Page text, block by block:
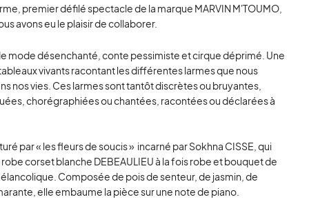
premier défilé spectacle de la marque MARVIN M'TOUMO,
avons eu le plaisir de collaborer.
mode désenchanté, conte pessimiste et cirque déprimé. Une
vivants racontant les différentes larmes que nous
nos vies. Ces larmes sont tantôt discrètes ou bruyantes,
chorégraphiées ou chantées, racontées ou déclarées à
par « les fleurs de soucis » incarné par Sokhna CISSE, qui
corset blanche DEBEAULIEU à la fois robe et bouquet de
Composée de pois de senteur, de jasmin, de
elle embaume la pièce sur une note de piano.